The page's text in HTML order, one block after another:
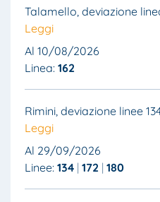
Talamello, deviazione
Leggi
Al 10/08/2026
Linea: 162
Rimini, deviazione linee
Leggi
Al 29/09/2026
Linee: 134 172 180